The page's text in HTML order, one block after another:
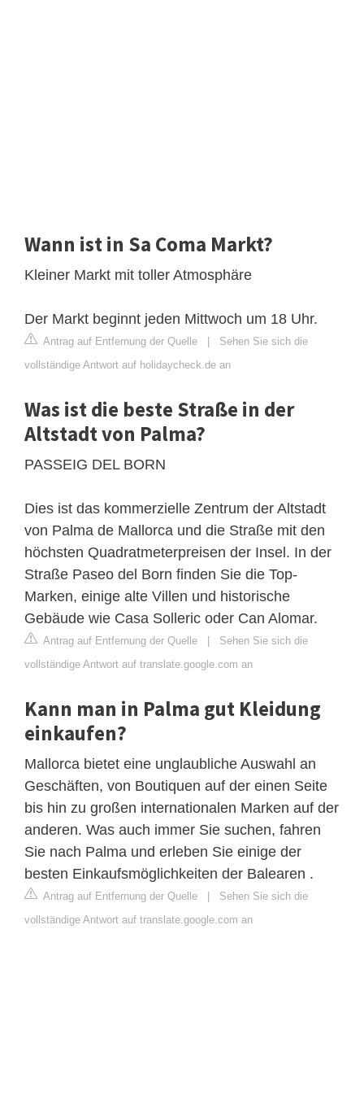
Wann ist in Sa Coma Markt?
Kleiner Markt mit toller Atmosphäre
Der Markt beginnt jeden Mittwoch um 18 Uhr.
Antrag auf Entfernung der Quelle | Sehen Sie sich die
vollständige Antwort auf holidaycheck.de an
Was ist die beste Straße in der
Altstadt von Palma?
PASSEIG DEL BORN
Dies ist das kommerzielle Zentrum der Altstadt
von Palma de Mallorca und die Straße mit den
höchsten Quadratmeterpreisen der Insel. In der
Straße Paseo del Born finden Sie die Top-
Marken, einige alte Villen und historische
Gebäude wie Casa Solleric oder Can Alomar.
Antrag auf Entfernung der Quelle | Sehen Sie sich die
vollständige Antwort auf translate.google.com an
Kann man in Palma gut Kleidung
einkaufen?
Mallorca bietet eine unglaubliche Auswahl an
Geschäften, von Boutiquen auf der einen Seite
bis hin zu großen internationalen Marken auf der
anderen. Was auch immer Sie suchen, fahren
Sie nach Palma und erleben Sie einige der
besten Einkaufsmöglichkeiten der Balearen .
Antrag auf Entfernung der Quelle | Sehen Sie sich die
vollständige Antwort auf translate.google.com an